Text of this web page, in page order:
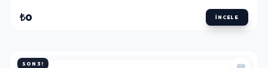
₺0 İNCELE
SON 3!